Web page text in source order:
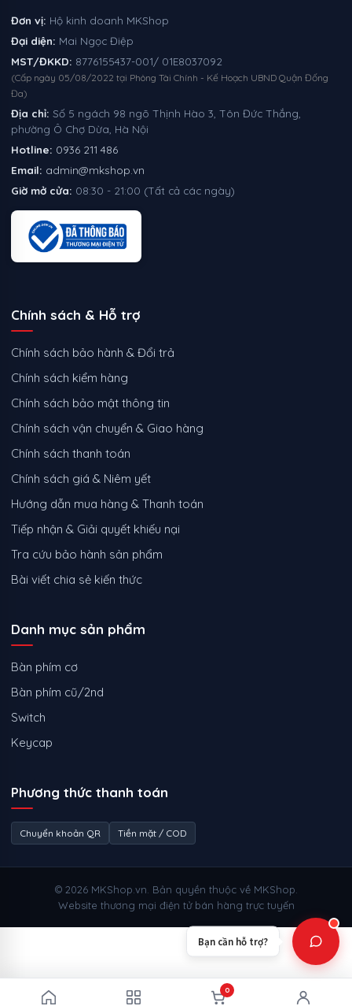
Đơn vị: Hộ kinh doanh MKShop
Đại diện: Mai Ngọc Điệp
MST/ĐKKD: 8776155437-001/ 01E8037092
(Cấp ngày 05/08/2022 tại Phòng Tài Chính - Kế Hoạch UBND Quận Đống
Đa)
Địa chỉ: Số 5 ngách 98 ngõ Thịnh Hào 3, Tôn Đức Thắng,
phường Ô Chợ Dừa, Hà Nội
Hotline: 0936 211 486
Email: admin@mkshop.vn
Giờ mở cửa: 08:30 - 21:00 (Tất cả các ngày)
Chính sách & Hỗ trợ
Chính sách bảo hành & Đổi trả
Chính sách kiểm hàng
Chính sách bảo mật thông tin
Chính sách vận chuyển & Giao hàng
Chính sách thanh toán
Chính sách giá & Niêm yết
Hướng dẫn mua hàng & Thanh toán
Tiếp nhận & Giải quyết khiếu nại
Tra cứu bảo hành sản phẩm
Bài viết chia sẻ kiến thức
Danh mục sản phẩm
Bàn phím cơ
Bàn phím cũ/2nd
Switch
Keycap
Phương thức thanh toán
Chuyển khoản QR Tiền mặt / COD
© 2026 MKShop.vn. Bản quyền thuộc về MKShop.
Website thương mại điện tử bán hàng trực tuyến
0
Bạn cần hỗ trợ?